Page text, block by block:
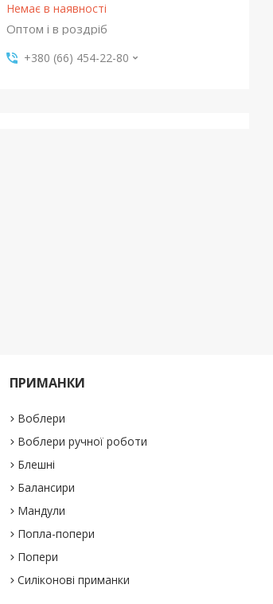
Немає в наявності
Оптом і в роздріб
+380 (66) 454-22-80
ПРИМАНКИ
Воблери
Воблери ручної роботи
Блешні
Балансири
Мандули
Попла-попери
Попери
Силіконові приманки